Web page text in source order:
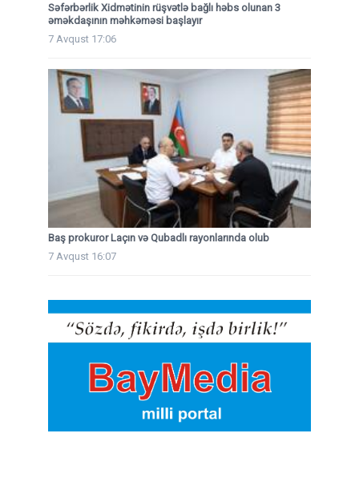
Səfərbərlik Xidmətinin rüşvətlə bağlı həbs olunan 3
əməkdaşının məhkəməsi başlayır
7 Avqust 17:06
Baş prokuror Laçın və Qubadlı rayonlarında olub
7 Avqust 16:07